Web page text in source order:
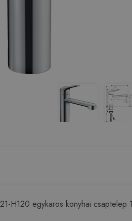
H120 egykaros konyhai